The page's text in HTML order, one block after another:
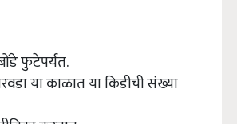
फुटेपर्यंत.
या काळात या किडीची संख्या